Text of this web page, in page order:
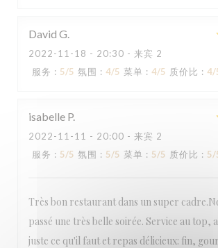
David G
2022-11-18 - 20:30 - 来宾 2
服务 : 5/5 氛围 : 4/5 菜单 : 4/5 质价比 : 4/
isabelle P
2022-11-11 - 20:00 - 来宾 2
服务 : 5/5 氛围 : 5/5 菜单 : 5/5 质价比 : 5/
Très bon restaurant dans un super
passé une très belle soirée. Service au top,
juste ce qu'il faut et repas délicieux: fin,